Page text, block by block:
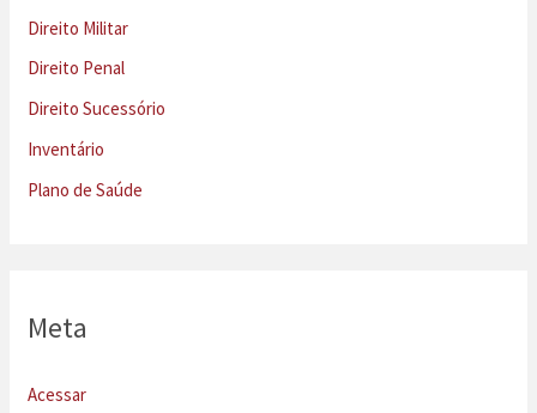
Direito Militar
Direito Penal
Direito Sucessório
Inventário
Plano de Saúde
Meta
Acessar